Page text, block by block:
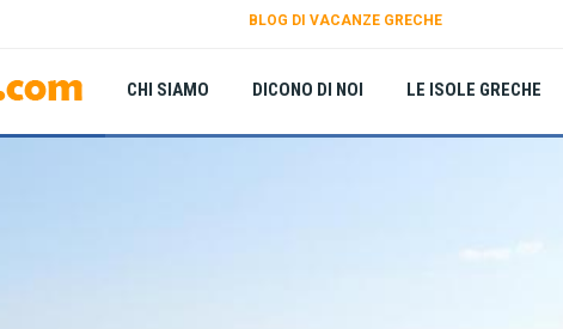
BLOG DI VACANZE GRECHE
CHI SIAMO DICONO DI NOI LE ISOLE GRECHE